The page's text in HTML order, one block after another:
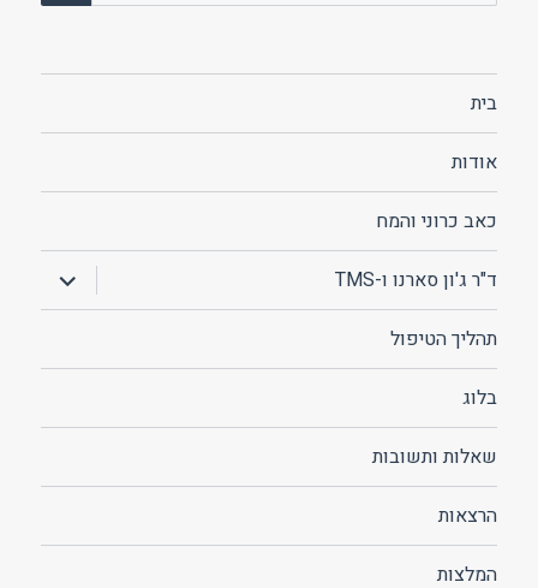
בית
אודות
כאב כרוני והמח
ד"ר ג'ון סארנו ו-TMS הצג
תפריט
תהליך הטיפול
בלוג
שאלות ותשובות
הרצאות
המלצות